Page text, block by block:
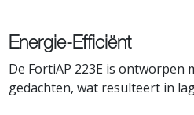
Energie-Efficiënt
De FortiAP 223E is ontworpen
gedachten, wat resulteert in